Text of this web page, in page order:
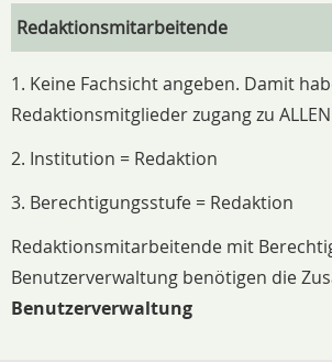
Redaktionsmitarbeitende
1. Keine Fachsicht angeben. Damit
Redaktionsmitglieder zugang zu
2. Institution = Redaktion
3. Berechtigungsstufe = Redaktion
Redaktionsmitarbeitende mit
Benutzerverwaltung benötigen die
Benutzerverwaltung